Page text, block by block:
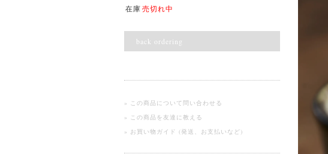
在庫売切れ中
back ordering
» この商品について問い合わせる
» この商品を友達に教える
» お買い物ガイド (発送、お支払いなど)